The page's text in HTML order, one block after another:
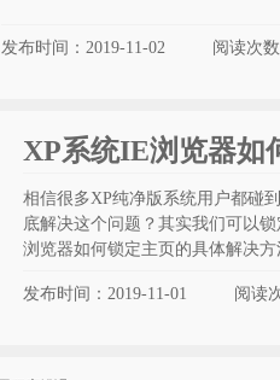
发布时间：2019-11-02 阅读次
XP系统IE浏览器如
相信很多XP纯净版系统用户都碰
底解决这个问题？其实我们可以
浏览器如何锁定主页的具体解决方
发布时间：2019-11-01 阅读